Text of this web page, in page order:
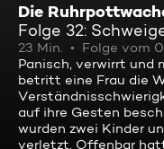
Die
Folge 32:
23 Min. Folge vom
Panisch, verwirrt und
betritt eine Frau die
auf ihre Gesten
wurden zwei Kinder
verletzt. Offenbar